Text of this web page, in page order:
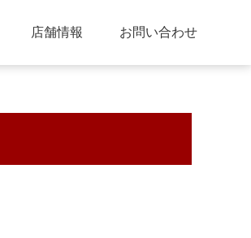
店舗情報 お問い合わせ